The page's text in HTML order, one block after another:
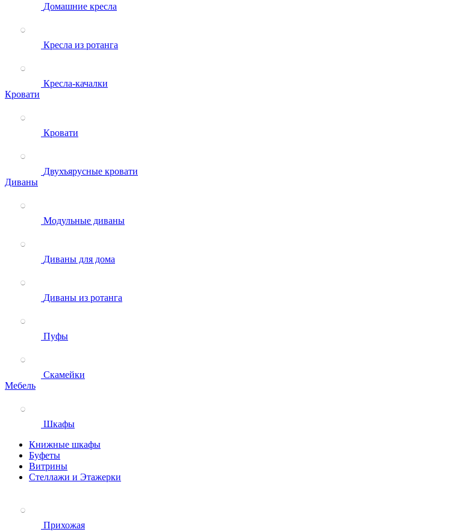
Домашние кресла
Кресла из ротанга
Кресла-качалки
Кровати
Кровати
Двухъярусные кровати
Диваны
Модульные диваны
Диваны для дома
Диваны из ротанга
Пуфы
Скамейки
Мебель
Шкафы
Книжные шкафы
Буфеты
Витрины
Стеллажи и Этажерки
Прихожая